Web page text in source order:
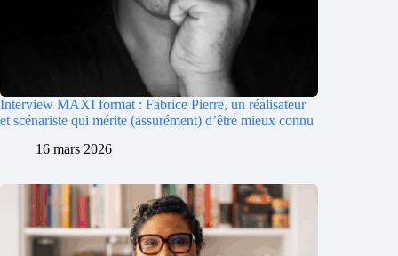
Interview MAXI format : Fabrice Pierre, un réalisateur
et scénariste qui mérite (assurément) d’être mieux connu
16 mars 2026